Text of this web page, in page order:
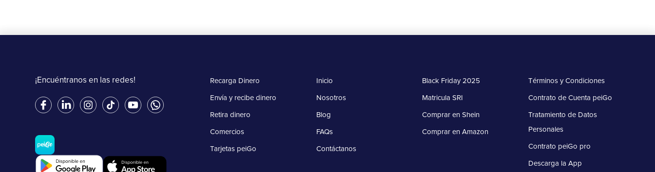
¡Encuéntranos en las redes! Recarga Dinero
Envía y recibe dinero
Retira dinero
Comercios
Tarjetas peiGo
Inicio
Nosotros
Blog
FAQs
Contáctanos
Black Friday 2025
Matricula SRI
Comprar en Shein
Comprar en Amazon
Términos y Condiciones
Contrato de Cuenta peiGo
Tratamiento de Datos
Personales
Contrato peiGo pro
Descarga la App